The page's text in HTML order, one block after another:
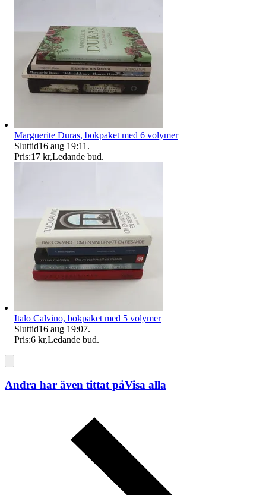
Marguerite Duras, bokpaket med 6 volymer
Sluttid16 aug 19:11 .
Pris:17 kr,Ledande bud.
Italo Calvino, bokpaket med 5 volymer
Sluttid16 aug 19:07.
Pris:6 kr,Ledande bud.
Andra har även tittat påVisa alla